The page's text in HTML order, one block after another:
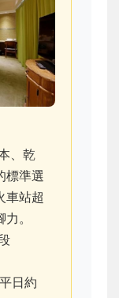
、乾
標準選
車站超
。
日約